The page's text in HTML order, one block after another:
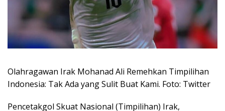
Olahragawan Irak Mohanad Ali Remehkan Timpilihan
Indonesia: Tak Ada yang Sulit Buat Kami. Foto: Twitter
Pencetakgol Skuat Nasional (Timpilihan) Irak,